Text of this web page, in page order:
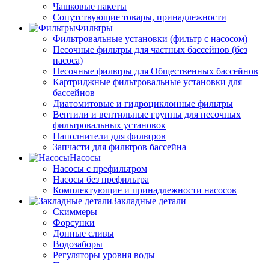
Чашковые пакеты
Сопутствующие товары, принадлежности
Фильтры
Фильтровальные установки (фильтр с насосом)
Песочные фильтры для частных бассейнов (без
насоса)
Песочные фильтры для Общественных бассейнов
Картриджные фильтровальные установки для
бассейнов
Диатомитовые и гидроциклонные фильтры
Вентили и вентильные группы для песочных
фильтровальных установок
Наполнители для фильтров
Запчасти для фильтров бассейна
Насосы
Насосы с префильтром
Насосы без префильтра
Комплектующие и принадлежности насосов
Закладные детали
Скиммеры
Форсунки
Донные сливы
Водозаборы
Регуляторы уровня воды